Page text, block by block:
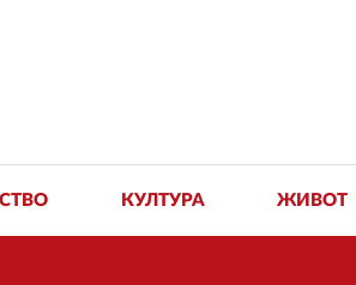
КУЛТУРА ЖИВОТ